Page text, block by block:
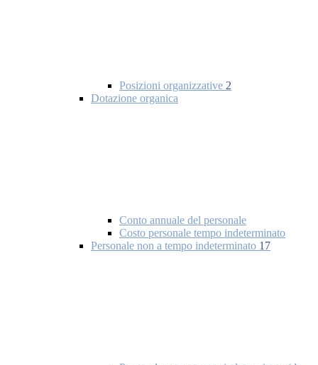
Posizioni organizzative 2
Dotazione organica
Conto annuale del personale
Costo personale tempo indeterminato
Personale non a tempo indeterminato 17